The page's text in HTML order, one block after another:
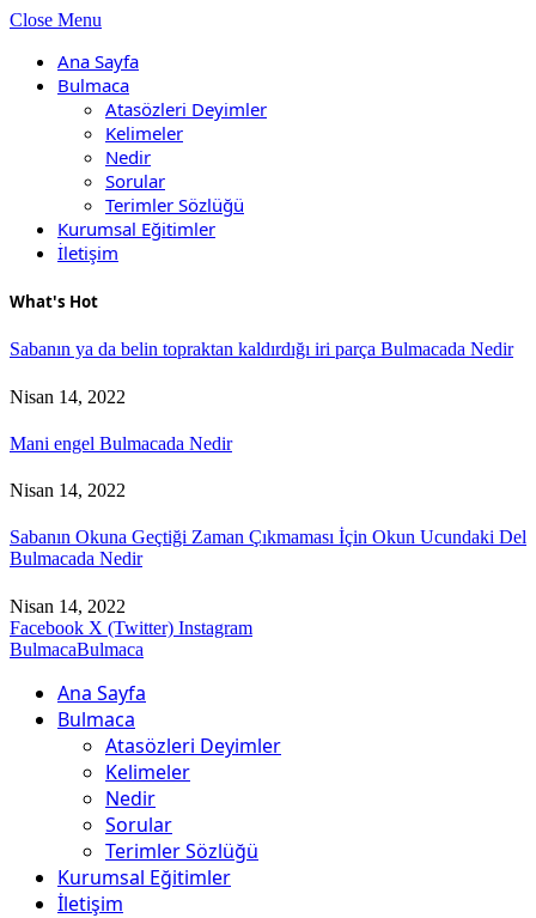
Close Menu
Ana Sayfa
Bulmaca
Atasözleri Deyimler
Kelimeler
Nedir
Sorular
Terimler Sözlüğü
Kurumsal Eğitimler
İletişim
What's Hot
Sabanın ya da belin topraktan kaldırdığı iri parça Bulmacada Nedir
Nisan 14, 2022
Mani engel Bulmacada Nedir
Nisan 14, 2022
Sabanın Okuna Geçtiği Zaman Çıkmaması İçin Okun Ucundaki Del
Bulmacada Nedir
Nisan 14, 2022
Facebook X (Twitter) Instagram
BulmacaBulmaca
Ana Sayfa
Bulmaca
Atasözleri Deyimler
Kelimeler
Nedir
Sorular
Terimler Sözlüğü
Kurumsal Eğitimler
İletişim